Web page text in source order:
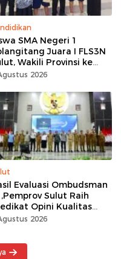
SMA Negeri 1
Juara I FLS3N
Wakili Provinsi ke
Nasional
2026
Evaluasi Ombudsman
,Pemprov Sulut Raih
Opini Kualitas
Tanpa
2026